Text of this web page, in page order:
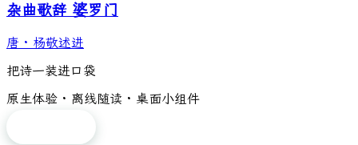
杂曲歌辞 婆罗门
唐 · 杨敬述进
把诗一装进口袋
原生体验 · 离线随读 · 桌面小组件